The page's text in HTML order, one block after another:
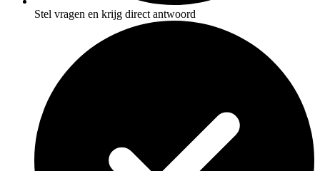
Stel vragen en krijg direct antwoord